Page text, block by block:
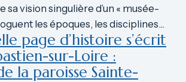
sa vision singulière d’un « musée-
les époques, les disciplines…
page d’histoire s’écrit
sur-Loire :
la paroisse Sainte-